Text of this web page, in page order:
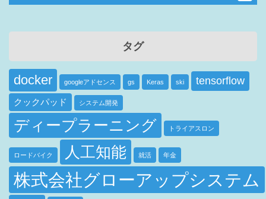
タグ
docker googleアドセンス gs Keras ski tensorflow
クックパッド システム開発
ディープラーニング トライアスロン
ロードバイク 人工知能 就活 年金
株式会社グローアップシステム